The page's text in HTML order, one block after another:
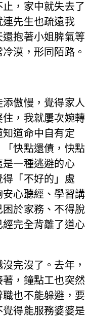
，家中就失去了
先生也疏遠我
抱著小姐脾氣等
漠，形同陌路。
傲慢，覺得家人
，我就屢次婉轉
道命中自有定
快點還債，快點
一種逃避的心
「不好的」處
心聽經、學習講
於家務、不得脫
完全背離了道心
完沒了。去年，
，鐘點工也突然
也不能躲避，要
得能服務婆婆是